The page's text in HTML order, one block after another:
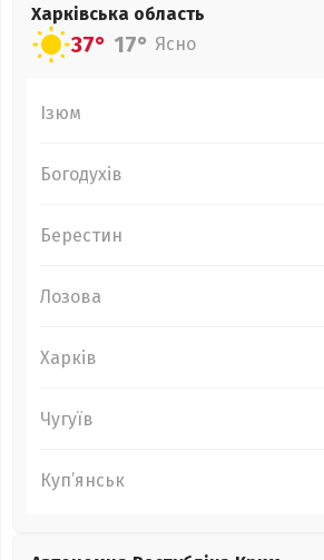
Харківська область
37° 17° Ясно
Ізюм
Богодухів
Берестин
Лозова
Харків
Чугуїв
Куп’янськ